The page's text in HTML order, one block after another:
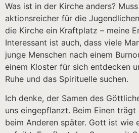
Was ist in der Kirche anders?
aktionsreicher für die
die Kirche ein Kraftplatz – meine
Interessant ist auch, dass viele
junge Menschen nach einem
einem Kloster für sich entdecken
Ruhe und das Spirituelle suchen.
Ich denke, der Samen des
uns eingepflanzt. Beim Einen
beim Anderen später. Gott ist wie